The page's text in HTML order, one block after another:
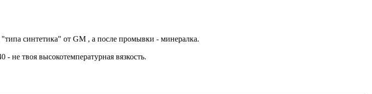
"типа синтетика" от GM , а после промывки - минералка.
твоя высокотемпературная вязкость.